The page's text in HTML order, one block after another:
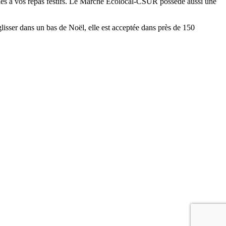
dans un bas de Noël, elle est acceptée dans près de 150